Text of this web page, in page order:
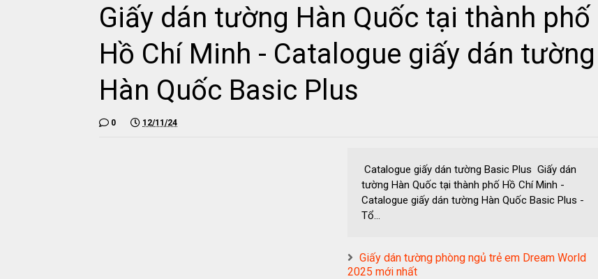
Giấy dán tường Hàn Quốc tại thành phố
Hồ Chí Minh - Catalogue giấy dán tường
Hàn Quốc Basic Plus
0 12/11/24
Catalogue giấy dán tường Basic Plus Giấy dán
tường Hàn Quốc tại thành phố Hồ Chí Minh -
Catalogue giấy dán tường Hàn Quốc Basic Plus -
Tổ...
Giấy dán tường phòng ngủ trẻ em Dream World
2025 mới nhất